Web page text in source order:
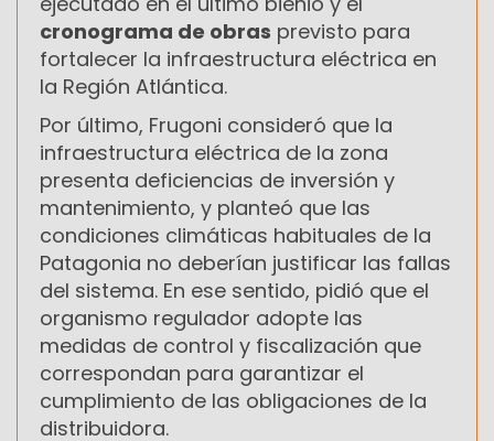
cronograma de obras previsto para
fortalecer la infraestructura eléctrica en
la Región Atlántica.
Por último, Frugoni consideró que la
infraestructura eléctrica de la zona
presenta deficiencias de inversión y
mantenimiento, y planteó que las
condiciones climáticas habituales de la
Patagonia no deberían justificar las fallas
del sistema. En ese sentido, pidió que el
organismo regulador adopte las
medidas de control y fiscalización que
correspondan para garantizar el
cumplimiento de las obligaciones de la
distribuidora.